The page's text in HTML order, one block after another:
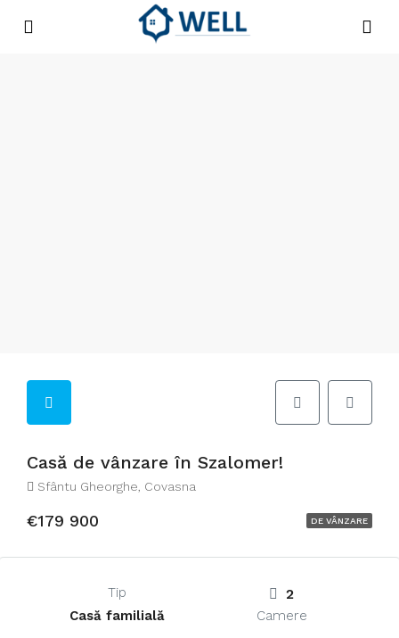
Casă de vânzare în Szalomer!
Sfântu Gheorghe, Covasna
€179 900 DE VÂNZARE
Tip
Casă familială
2
Camere